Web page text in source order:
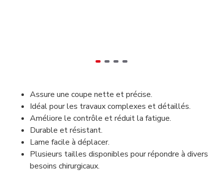
Assure une coupe nette et précise.
Idéal pour les travaux complexes et détaillés.
Améliore le contrôle et réduit la fatigue.
Durable et résistant.
Lame facile à déplacer.
Plusieurs tailles disponibles pour répondre à divers
besoins chirurgicaux.